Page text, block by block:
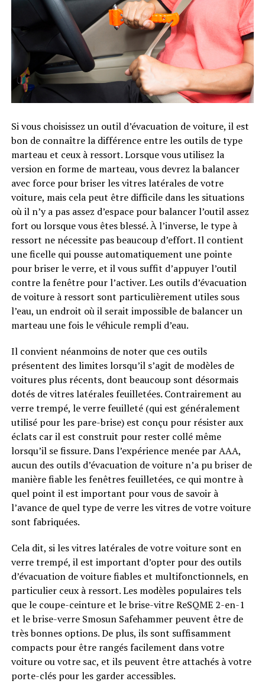
Si vous choisissez un outil d’évacuation de voiture, il est
bon de connaître la différence entre les outils de type
marteau et ceux à ressort. Lorsque vous utilisez la
version en forme de marteau, vous devrez la balancer
avec force pour briser les vitres latérales de votre
voiture, mais cela peut être difficile dans les situations
où il n’y a pas assez d’espace pour balancer l’outil assez
fort ou lorsque vous êtes blessé. À l’inverse, le type à
ressort ne nécessite pas beaucoup d’effort. Il contient
une ficelle qui pousse automatiquement une pointe
pour briser le verre, et il vous suffit d’appuyer l’outil
contre la fenêtre pour l’activer. Les outils d’évacuation
de voiture à ressort sont particulièrement utiles sous
l’eau, un endroit où il serait impossible de balancer un
marteau une fois le véhicule rempli d’eau.
Il convient néanmoins de noter que ces outils
présentent des limites lorsqu’il s’agit de modèles de
voitures plus récents, dont beaucoup sont désormais
dotés de vitres latérales feuilletées. Contrairement au
verre trempé, le verre feuilleté (qui est généralement
utilisé pour les pare-brise) est conçu pour résister aux
éclats car il est construit pour rester collé même
lorsqu’il se fissure. Dans l’expérience menée par AAA,
aucun des outils d’évacuation de voiture n’a pu briser de
manière fiable les fenêtres feuilletées, ce qui montre à
quel point il est important pour vous de savoir à
l’avance de quel type de verre les vitres de votre voiture
sont fabriquées.
Cela dit, si les vitres latérales de votre voiture sont en
verre trempé, il est important d’opter pour des outils
d’évacuation de voiture fiables et multifonctionnels, en
particulier ceux à ressort. Les modèles populaires tels
que le coupe-ceinture et le brise-vitre ReSQME 2-en-1
et le brise-verre Smosun Safehammer peuvent être de
très bonnes options. De plus, ils sont suffisamment
compacts pour être rangés facilement dans votre
voiture ou votre sac, et ils peuvent être attachés à votre
porte-clés pour les garder accessibles.